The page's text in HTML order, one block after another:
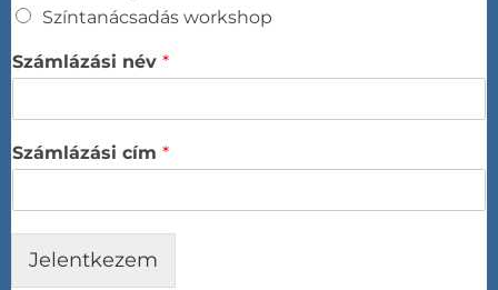
Színtanácsadás workshop​
Számlázási név *
Számlázási cím *
Jelentkezem